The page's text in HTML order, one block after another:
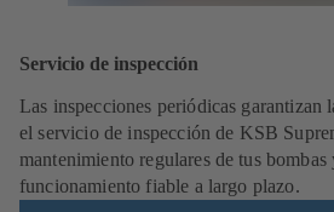
Servicio de inspección
Las inspecciones periódicas
el servicio de inspección de KSB
mantenimiento regulares de tus
funcionamiento fiable a largo plazo.